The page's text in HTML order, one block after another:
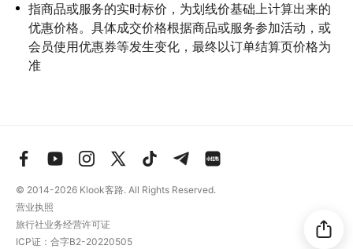
指商品或服务的实时标价，为划线价基础上计算出来的
优惠价格。具体成交价格根据商品或服务参加活动，或
会员使用优惠券等发生变化，最终以订单结算页价格为
准
© 2014-2026 Klook客路. All Rights Reserved.
营业执照
旅行社业务经营许可证
ICP证：合字B2-20220505